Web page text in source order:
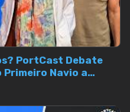
PortCast Debate
Navio a